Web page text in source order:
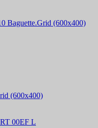
Baguette.Grid (600х400)
(600х400)